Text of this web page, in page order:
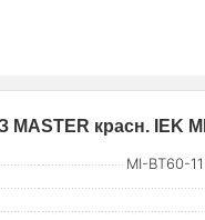
красн. IEK
MI-BT60-